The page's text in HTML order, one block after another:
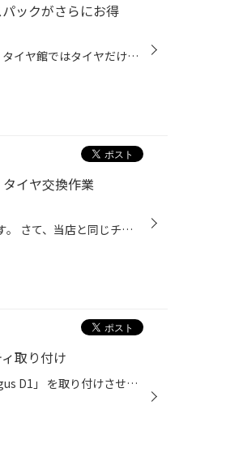
ックがさらにお得
いつもタイヤ館松江南WEBをご覧頂きありがとうございます タイヤ館ではタイヤだけでなく、オイル交換もできるのをご存じでしたか？ そんなオイル交換をお得にできる日として 毎週木曜日はエンジンオイル特売日！ 以前より木曜日はレディースディとして、女性のお客様向けにオイル交換がお得な日とし...
タイヤ交換作業
日頃より、タイヤ館をご利用いただき、ありがとうございます。 さて、当店と同じチェーン店の近隣タイヤ館店舗で作業いたしましたタイヤ交換をご紹介します。 （WEB掲載をご快諾いただきましたお客様！大変感謝しております。 いつもご愛顧いただき誠にありがとうございます！！） おクルマ：トヨタ...
取り付け
ランドクルーザー250に、日本製セキュリティ「ユピテル Argus D1」 を取り付けさせていただきました。 ＜＜作業詳細＞＞ 車種：トヨタ ランドクルーザー250 カーセキュリティ：ユピテル Argus（アルゴス）D1 Argus D1（アルゴス）カーセキュリティは、レーダー探知機やドライブレコーダーので有名な...